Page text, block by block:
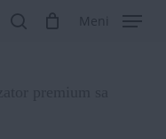
Meni